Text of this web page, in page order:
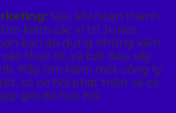
Sau khi hoàn thành
kiếm các vị trí Junior
bạn áp dụng những kiến
thực tế, và bắt đầu xây
Hãy tìm kiếm một công ty
có cơ hội phát triển và có
giỏi để học hỏi.